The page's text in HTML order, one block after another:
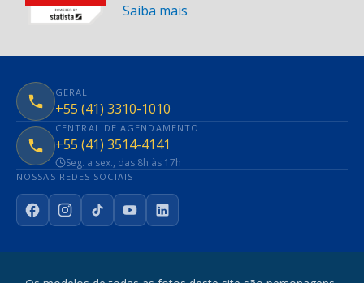
Saiba mais
GERAL
+55 (41) 3310-1010
CENTRAL DE AGENDAMENTO
+55 (41) 3514-4141
Seg. a sex., das 8h às 17h
NOSSAS REDES SOCIAIS
FacebookInstagram
TikTokYouTubeLinkedIn